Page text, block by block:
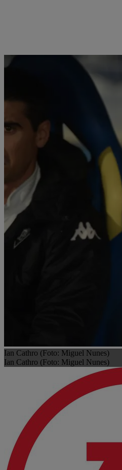
Ian Cathro (Foto: Miguel Nunes)
Ian Cathro (Foto: Miguel Nunes)